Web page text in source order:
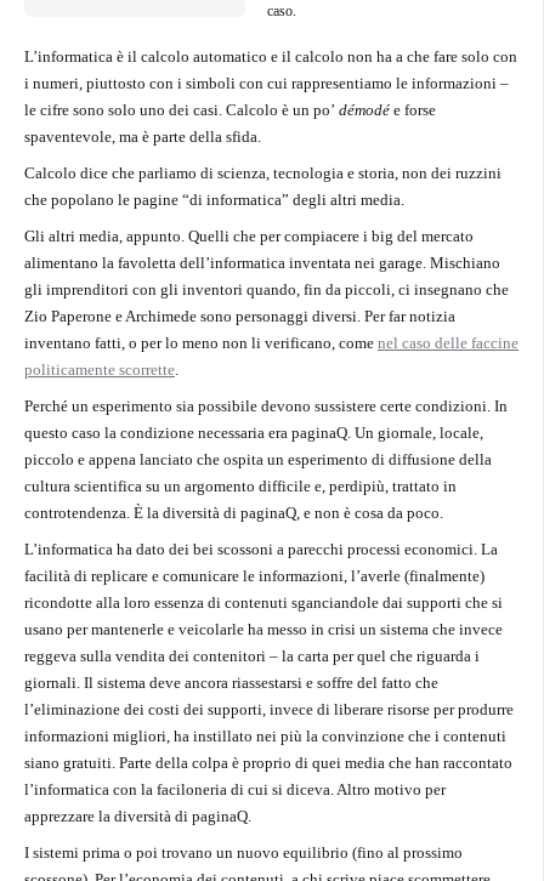
caso.
L’informatica è il calcolo automatico e il calcolo non ha a che fare solo con
i numeri, piuttosto con i simboli con cui rappresentiamo le informazioni –
le cifre sono solo uno dei casi. Calcolo è un po’ démodé e forse
spaventevole, ma è parte della sfida.
Calcolo dice che parliamo di scienza, tecnologia e storia, non dei ruzzini
che popolano le pagine “di informatica” degli altri media.
Gli altri media, appunto. Quelli che per compiacere i big del mercato
alimentano la favoletta dell’informatica inventata nei garage. Mischiano
gli imprenditori con gli inventori quando, fin da piccoli, ci insegnano che
Zio Paperone e Archimede sono personaggi diversi. Per far notizia
inventano fatti, o per lo meno non li verificano, come nel caso delle faccine
politicamente scorrette
Perché un esperimento sia possibile devono sussistere certe condizioni. In
questo caso la condizione necessaria era paginaQ. Un giornale, locale,
piccolo e appena lanciato che ospita un esperimento di diffusione della
cultura scientifica su un argomento difficile e, perdipiù, trattato in
controtendenza. È la diversità di paginaQ, e non è cosa da poco.
L’informatica ha dato dei bei scossoni a parecchi processi economici. La
facilità di replicare e comunicare le informazioni, l’averle (finalmente)
ricondotte alla loro essenza di contenuti sganciandole dai supporti che si
usano per mantenerle e veicolarle ha messo in crisi un sistema che invece
reggeva sulla vendita dei contenitori – la carta per quel che riguarda i
giornali. Il sistema deve ancora riassestarsi e soffre del fatto che
l’eliminazione dei costi dei supporti, invece di liberare risorse per produrre
informazioni migliori, ha instillato nei più la convinzione che i contenuti
siano gratuiti. Parte della colpa è proprio di quei media che han raccontato
l’informatica con la faciloneria di cui si diceva. Altro motivo per
apprezzare la diversità di paginaQ.
I sistemi prima o poi trovano un nuovo equilibrio (fino al prossimo